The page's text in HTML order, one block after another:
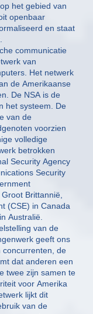
het gebied van
openbaar
en staat
communicatie
van
Het netwerk
de Amerikaanse
De NSA is de
het systeem. De
van de
voorzien
volledige
betrokken
Security Agency
Security
Brittannië,
(CSE) in Canada
Australië.
van de
geeft ons
concurrenten, de
dat anderen een
twee zijn samen te
voor Amerika
lijkt dit
van de